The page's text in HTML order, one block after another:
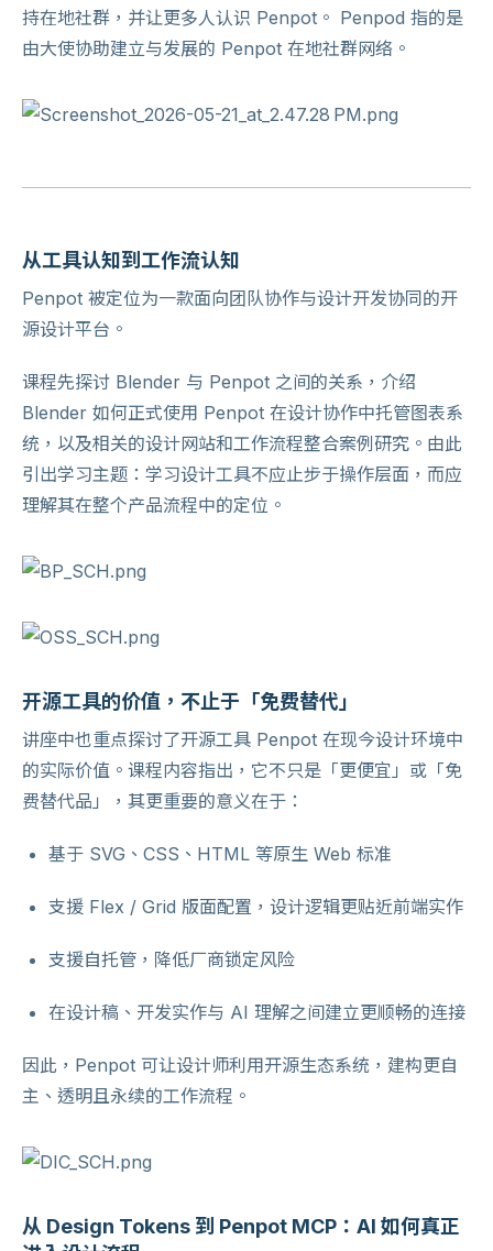
持在地社群，并让更多人认识 Penpot。 Penpod 指的是
由大使协助建立与发展的 Penpot 在地社群网络。
从工具认知到工作流认知
Penpot 被定位为一款面向团队协作与设计开发协同的开
源设计平台。
课程先探讨 Blender 与 Penpot 之间的关系，介绍
Blender 如何正式使用 Penpot 在设计协作中托管图表系
统，以及相关的设计网站和工作流程整合案例研究。由此
引出学习主题：学习设计工具不应止步于操作层面，而应
理解其在整个产品流程中的定位。
开源工具的价值，不止于「免费替代」
讲座中也重点探讨了开源工具 Penpot 在现今设计环境中
的实际价值。课程内容指出，它不只是「更便宜」或「免
费替代品」，其更重要的意义在于：
基于 SVG、CSS、HTML 等原生 Web 标准
支援 Flex / Grid 版面配置，设计逻辑更贴近前端实作
支援自托管，降低厂商锁定风险
在设计稿、开发实作与 AI 理解之间建立更顺畅的连接
因此，Penpot 可让设计师利用开源生态系统，建构更自
主、透明且永续的工作流程。
从 Design Tokens 到 Penpot MCP：AI 如何真正